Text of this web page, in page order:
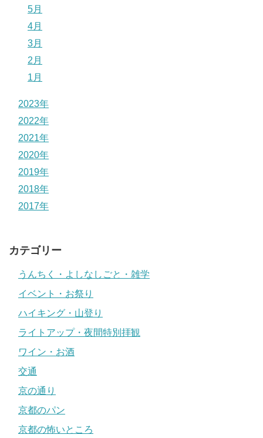
5月
4月
3月
2月
1月
2023年
2022年
2021年
2020年
2019年
2018年
2017年
カテゴリー
うんちく・よしなしごと・雑学
イベント・お祭り
ハイキング・山登り
ライトアップ・夜間特別拝観
ワイン・お酒
交通
京の通り
京都のパン
京都の怖いところ